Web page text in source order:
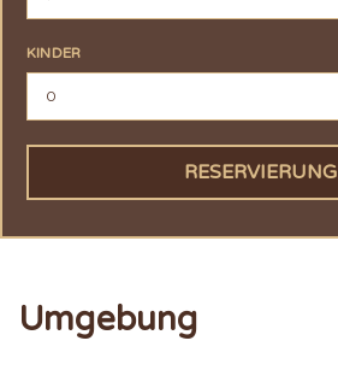
KINDER
RESERVIERUNG
Umgebung